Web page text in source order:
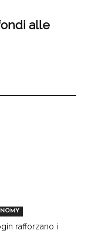
alle
rafforzano i